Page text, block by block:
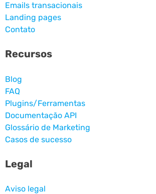
Emails transacionais
Landing pages
Contato
Recursos
Blog
FAQ
Plugins/Ferramentas
Documentação API
Glossário de Marketing
Casos de sucesso
Legal
Aviso legal